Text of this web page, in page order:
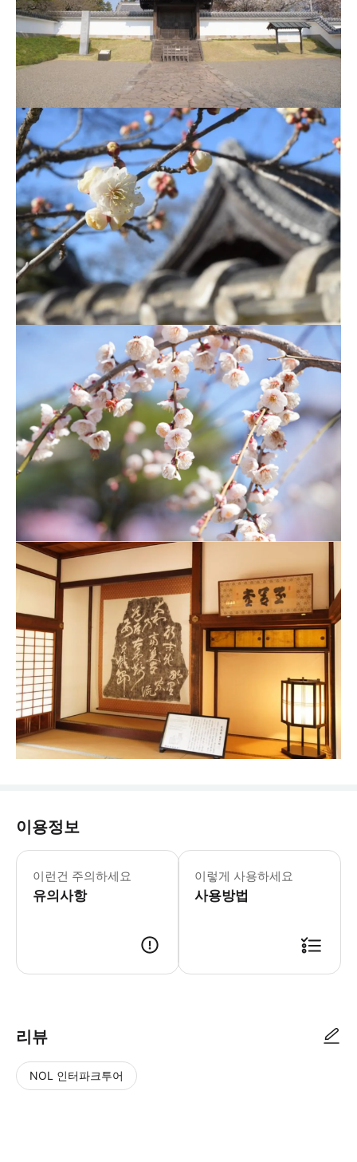
이용정보
이런건 주의하세요
유의사항
2월 중순-9월 30일: 09:00-17:00 10
* 역사적 유산:도쿠가와 나리아키가
이렇게 사용하세요
사용방법
리뷰
NOL 인터파크투어